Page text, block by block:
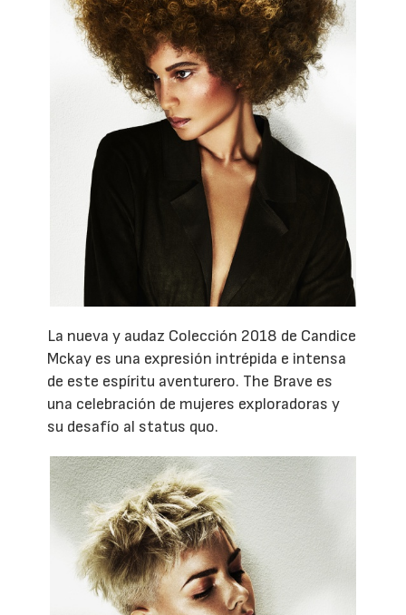
La nueva y audaz Colección 2018 de Candice
Mckay es una expresión intrépida e intensa
de este espíritu aventurero. The Brave es
una celebración de mujeres exploradoras y
su desafío al status quo.